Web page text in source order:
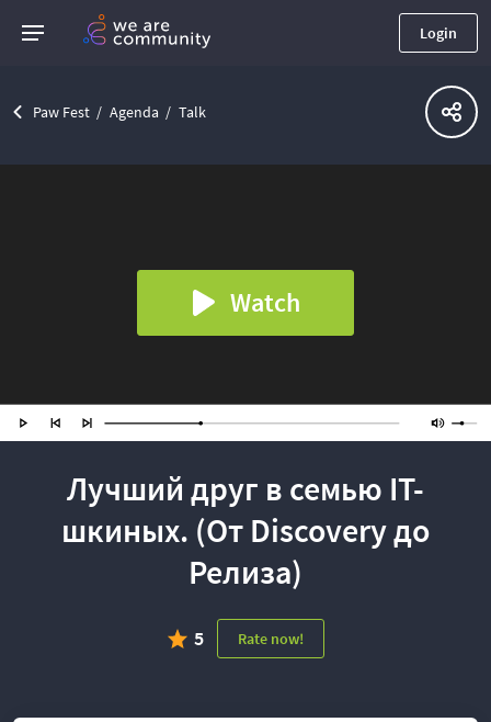
Login
Paw Fest Agenda Talk
Watch
Лучший друг в семью IT-
шкиных. (От Discovery до
Релиза)
5 Rate now!